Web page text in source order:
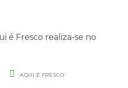
AQUI É FRESCO